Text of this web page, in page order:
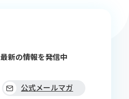
最新の情報を発信中
公式メールマガ